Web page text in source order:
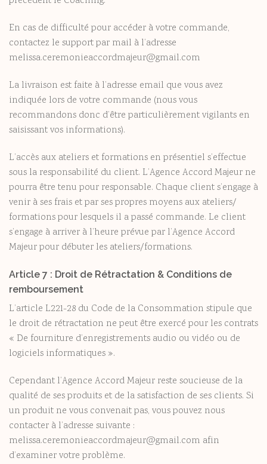
En cas de difficulté pour accéder à votre commande,
contactez le support par mail à l’adresse
melissa.ceremonieaccordmajeur@gmail.com
La livraison est faite à l’adresse email que vous avez
indiquée lors de votre commande (nous vous
recommandons donc d’être particulièrement vigilants en
saisissant vos informations).
L’accès aux ateliers et formations en présentiel s’effectue
sous la responsabilité du client. L’Agence Accord Majeur ne
pourra être tenu pour responsable. Chaque client s’engage à
venir à ses frais et par ses propres moyens aux ateliers/
formations pour lesquels il a passé commande. Le client
s’engage à arriver à l’heure prévue par l’Agence Accord
Majeur pour débuter les ateliers/formations.
Article 7 : Droit de Rétractation & Conditions de
remboursement
L’article L221-28 du Code de la Consommation stipule que
le droit de rétractation ne peut être exercé pour les contrats
« De fourniture d’enregistrements audio ou vidéo ou de
logiciels informatiques ».
Cependant l’Agence Accord Majeur reste soucieuse de la
qualité de ses produits et de la satisfaction de ses clients. Si
un produit ne vous convenait pas, vous pouvez nous
contacter à l’adresse suivante :
melissa.ceremonieaccordmajeur@gmail.com afin
d’examiner votre problème.